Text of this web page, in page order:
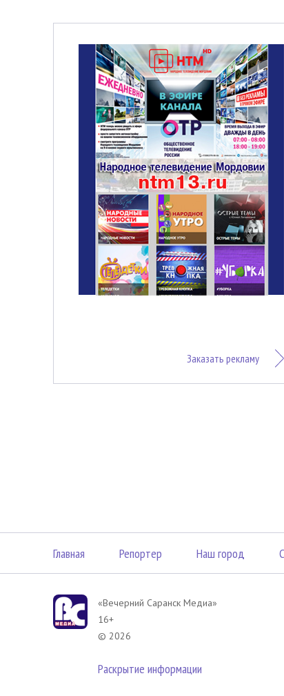
Заказать рекламу
Главная Репортер Наш город
«Вечерний Саранск Mедиа»
16+
© 2026
Раскрытие информации